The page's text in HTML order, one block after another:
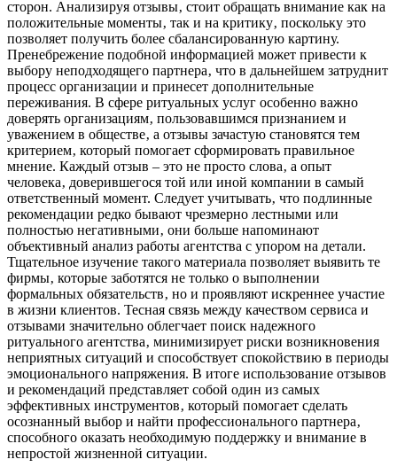
сторон. Анализируя отзывы‚ стоит обращать внимание как на
положительные моменты‚ так и на критику‚ поскольку это
позволяет получить более сбалансированную картину.
Пренебрежение подобной информацией может привести к
выбору неподходящего партнера‚ что в дальнейшем затруднит
процесс организации и принесет дополнительные
переживания. В сфере ритуальных услуг особенно важно
доверять организациям‚ пользовавшимся признанием и
уважением в обществе‚ а отзывы зачастую становятся тем
критерием‚ который помогает сформировать правильное
мнение. Каждый отзыв – это не просто слова‚ а опыт
человека‚ доверившегося той или иной компании в самый
ответственный момент. Следует учитывать‚ что подлинные
рекомендации редко бывают чрезмерно лестными или
полностью негативными‚ они больше напоминают
объективный анализ работы агентства с упором на детали.
Тщательное изучение такого материала позволяет выявить те
фирмы‚ которые заботятся не только о выполнении
формальных обязательств‚ но и проявляют искреннее участие
в жизни клиентов. Тесная связь между качеством сервиса и
отзывами значительно облегчает поиск надежного
ритуального агентства‚ минимизирует риски возникновения
неприятных ситуаций и способствует спокойствию в периоды
эмоционального напряжения. В итоге использование отзывов
и рекомендаций представляет собой один из самых
эффективных инструментов‚ который помогает сделать
осознанный выбор и найти профессионального партнера‚
способного оказать необходимую поддержку и внимание в
непростой жизненной ситуации.